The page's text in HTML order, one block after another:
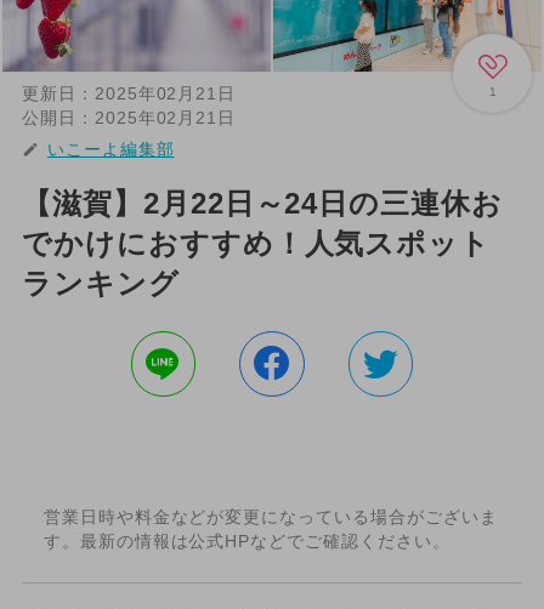
1
更新日： 2025年02月21日
公開日： 2025年02月21日
いこーよ編集部
【滋賀】2月22日～24日の三連休お
でかけにおすすめ！人気スポット
ランキング
営業日時や料金などが変更になっている場合がございま
す。最新の情報は公式HPなどでご確認ください。